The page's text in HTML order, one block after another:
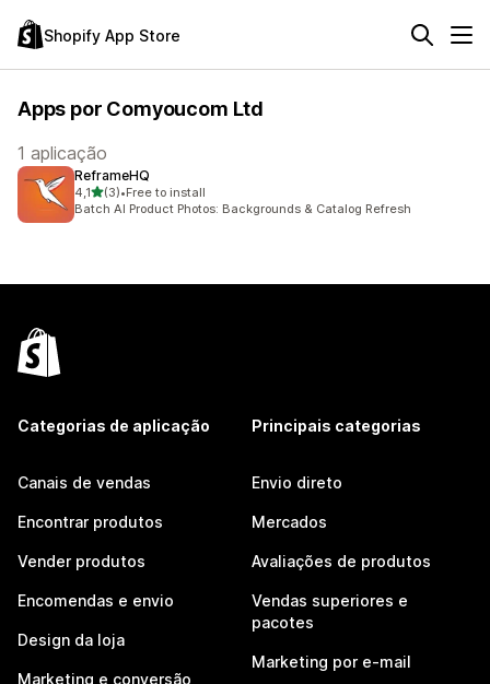
Shopify App Store
Apps por Comyoucom Ltd
1 aplicação
ReframeHQ
4,1de 5 estrelas
(3)
3 total de avaliações
•Free to install
Batch AI Product Photos: Backgrounds & Catalog Refresh
Categorias de aplicação
Canais de vendas
Encontrar produtos
Vender produtos
Encomendas e envio
Design da loja
Marketing e conversão
Principais categorias
Envio direto
Mercados
Avaliações de produtos
Vendas superiores e
pacotes
Marketing por e-mail